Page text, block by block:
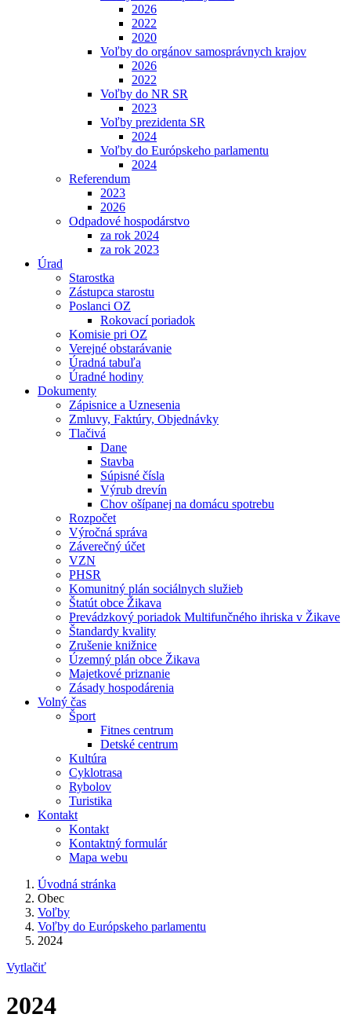
2026
2022
2020
Voľby do orgánov samosprávnych krajov
2026
2022
Voľby do NR SR
2023
Voľby prezidenta SR
2024
Voľby do Európskeho parlamentu
2024
Referendum
2023
2026
Odpadové hospodárstvo
za rok 2024
za rok 2023
Úrad
Starostka
Zástupca starostu
Poslanci OZ
Rokovací poriadok
Komisie pri OZ
Verejné obstarávanie
Úradná tabuľa
Úradné hodiny
Dokumenty
Zápisnice a Uznesenia
Zmluvy, Faktúry, Objednávky
Tlačivá
Dane
Stavba
Súpisné čísla
Výrub drevín
Chov ošípanej na domácu spotrebu
Rozpočet
Výročná správa
Záverečný účet
VZN
PHSR
Komunitný plán sociálnych služieb
Štatút obce Žikava
Prevádzkový poriadok Multifunčného ihriska v Žikave
Štandardy kvality
Zrušenie knižnice
Územný plán obce Žikava
Majetkové priznanie
Zásady hospodárenia
Volný čas
Šport
Fitnes centrum
Detské centrum
Kultúra
Cyklotrasa
Rybolov
Turistika
Kontakt
Kontakt
Kontaktný formulár
Mapa webu
Úvodná stránka
Obec
Voľby
Voľby do Európskeho parlamentu
2024
Vytlačiť
2024